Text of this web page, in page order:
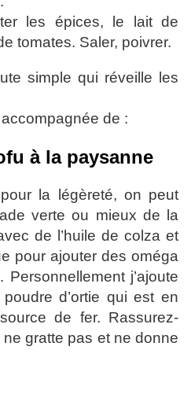
les épices, le lait de
tomates. Saler, poivrer.
simple qui réveille les
de :
à la paysanne
la légèreté, on peut
verte ou mieux de la
de l’huile de colza et
pour ajouter des oméga
j’ajoute
d’ortie qui est en
de fer. Rassurez-
gratte pas et ne donne